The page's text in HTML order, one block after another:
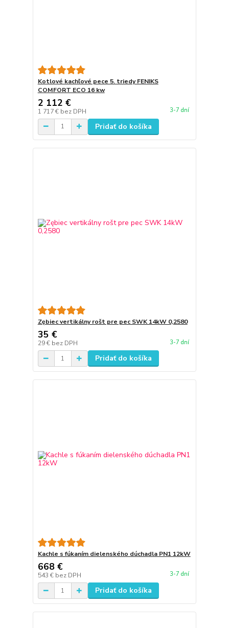
Kotlové kachľové pece 5. triedy FENIKS
COMFORT ECO 16 kw
2 112 €
1 717 € bez DPH 3-7 dní
Pridať do košíka
Zębiec vertikálny rošt pre pec SWK 14kW 0,2580
35 €
29 € bez DPH 3-7 dní
Pridať do košíka
Kachle s fúkaním dielenského dúchadla PN1 12kW
668 €
543 € bez DPH 3-7 dní
Pridať do košíka